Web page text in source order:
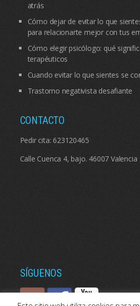
atrás
Cómo dejar de evitar lo que
para relacionarte mejor con tus
Cómo elegir psicólogo: qué
terapéuticos
Cuando evitar lo que sientes se
Trastorno negativista desafiante
CONTACTO
Pedir cita: 623120465
Calle Cuenca 4, bajo. 46007 Valencia
SÍGUENOS